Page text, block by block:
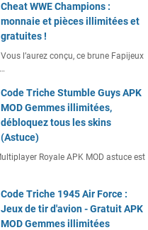
Cheat WWE Champions :
monnaie et pièces illimitées et
gratuites !
Vous l’aurez conçu, ce brune Fapijeux
Code Triche Stumble Guys APK
MOD Gemmes illimitées,
débloquez tous les skins
(Astuce)
Royale APK MOD astuce est
Code Triche 1945 Air Force :
Jeux de tir d'avion - Gratuit APK
MOD Gemmes illimitées